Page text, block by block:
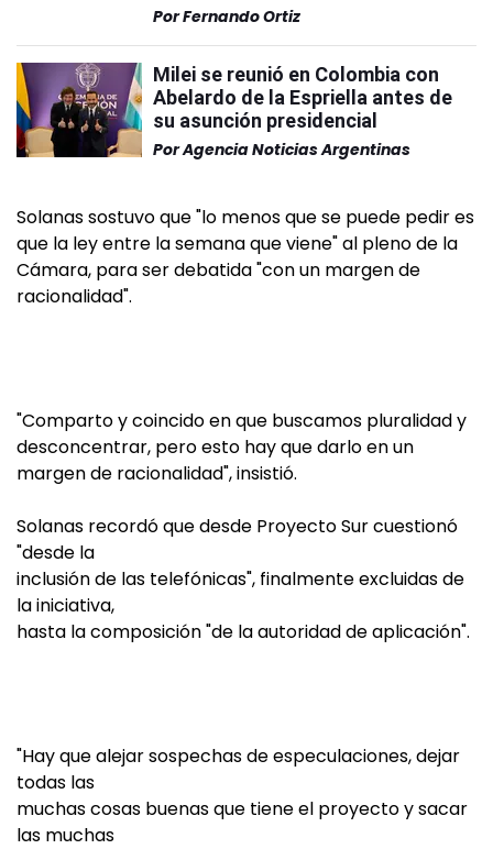
PorFernando Ortiz
Milei se reunió en Colombia con
Abelardo de la Espriella antes de
su asunción presidencial
PorAgencia Noticias Argentinas
Solanas sostuvo que "lo menos que se puede pedir es
que la ley entre la semana que viene" al pleno de la
Cámara, para ser debatida "con un margen de
racionalidad".
"Comparto y coincido en que buscamos pluralidad y
desconcentrar, pero esto hay que darlo en un
margen de racionalidad", insistió.
Solanas recordó que desde Proyecto Sur cuestionó
"desde la
inclusión de las telefónicas", finalmente excluidas de
la iniciativa,
hasta la composición "de la autoridad de aplicación".
"Hay que alejar sospechas de especulaciones, dejar
todas las
muchas cosas buenas que tiene el proyecto y sacar
las muchas